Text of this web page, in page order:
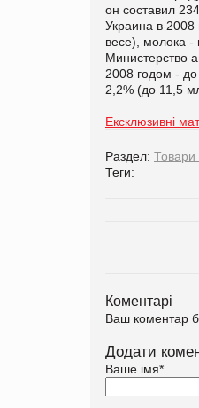
он составил
Украина в
весе), молока -
Министерство
2008 годом -
2,2% (до 11,5
Ексклюзивні
Раздел: Товари
Теги:
Коментарі
Ваш коментар
Додати
Ваше імя*